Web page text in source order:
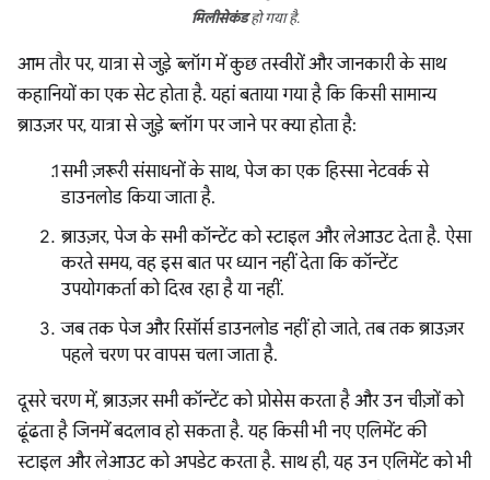
मिलीसेकंडहो गया है.
आम तौर पर, यात्रा से जुड़े ब्लॉग में कुछ तस्वीरों और जानकारी के साथ
कहानियों का एक सेट होता है. यहां बताया गया है कि किसी सामान्य
ब्राउज़र पर, यात्रा से जुड़े ब्लॉग पर जाने पर क्या होता है:
सभी ज़रूरी संसाधनों के साथ, पेज का एक हिस्सा नेटवर्क से
डाउनलोड किया जाता है.
ब्राउज़र, पेज के सभी कॉन्टेंट को स्टाइल और लेआउट देता है. ऐसा
करते समय, वह इस बात पर ध्यान नहीं देता कि कॉन्टेंट
उपयोगकर्ता को दिख रहा है या नहीं.
जब तक पेज और रिसॉर्स डाउनलोड नहीं हो जाते, तब तक ब्राउज़र
पहले चरण पर वापस चला जाता है.
दूसरे चरण में, ब्राउज़र सभी कॉन्टेंट को प्रोसेस करता है और उन चीज़ों को
ढूंढता है जिनमें बदलाव हो सकता है. यह किसी भी नए एलिमेंट की
स्टाइल और लेआउट को अपडेट करता है. साथ ही, यह उन एलिमेंट को भी